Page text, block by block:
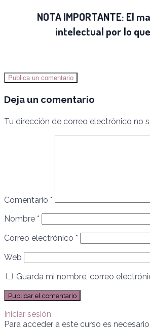
NOTA IMPORTANTE: El
intelectual por lo
Publica un comentario
Deja un comentario
Tu dirección de correo electrónico no
Comentario *
Nombre *
Correo electrónico *
Web
Guarda mi nombre, correo
Iniciar sesión
Para acceder a este curso es